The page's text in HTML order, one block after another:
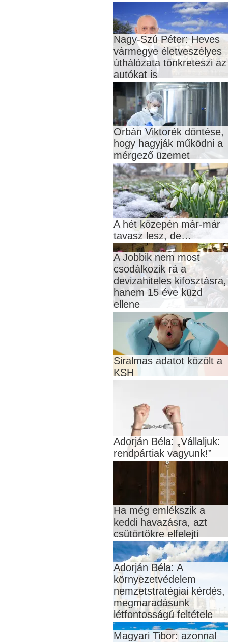
Nagy-Szú Péter: Heves
vármegye életveszélyes
úthálózata tönkreteszi az
autókat is
Orbán Viktorék döntése,
hogy hagyják működni a
mérgező üzemet
A hét közepén már-már
tavasz lesz, de…
A Jobbik nem most
csodálkozik rá a
devizahiteles kifosztásra,
hanem 15 éve küzd
ellene
Siralmas adatot közölt a
KSH
Adorján Béla: „Vállaljuk:
rendpártiak vagyunk!”
Ha még emlékszik a
keddi havazásra, azt
csütörtökre elfelejti
Adorján Béla: A
környezetvédelem
nemzetstratégiai kérdés,
megmaradásunk
létfontosságú feltétele
Magyari Tibor: azonnal